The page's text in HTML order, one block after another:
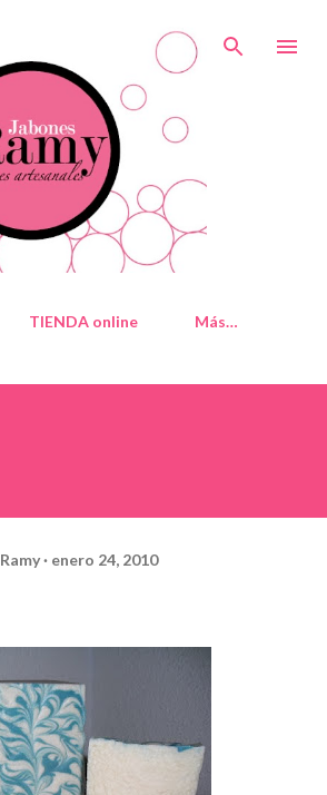
TIENDA online Más…
Ramy enero 24, 2010